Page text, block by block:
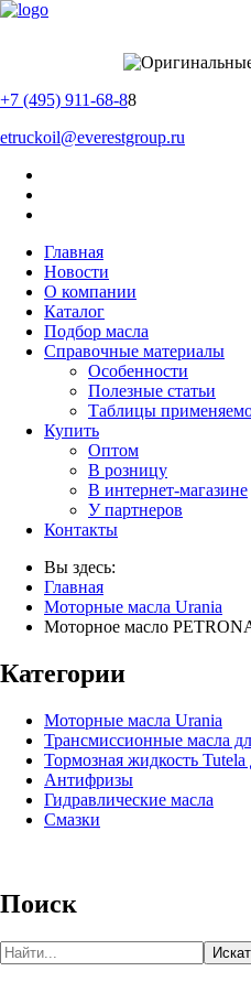
+7 (495) 911-68-88
etruckoil@everestgroup.ru
Главная
Новости
О компании
Каталог
Подбор масла
Справочные материалы
Особенности
Полезные статьи
Таблицы
Купить
Оптом
В розницу
В интернет-магазине
У партнеров
Контакты
Вы здесь:
Главная
Моторные масла Urania
Моторное масло
Категории
Моторные масла Urania
Трансмиссионные масла
Тормозная жидкость
Антифризы
Гидравлические масла
Смазки
Поиск